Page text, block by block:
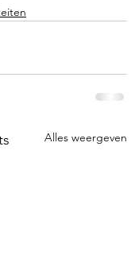
Alles weergeven